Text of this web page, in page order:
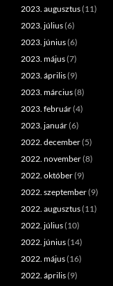
2023. augusztus(11)
2023. július(6)
2023. június(6)
2023. május(7)
2023. április(9)
2023. március(8)
2023. február(4)
2023. január(6)
2022. december(5)
2022. november(8)
2022. október(9)
2022. szeptember(9)
2022. augusztus(11)
2022. július(10)
2022. június(14)
2022. május(16)
2022. április(9)